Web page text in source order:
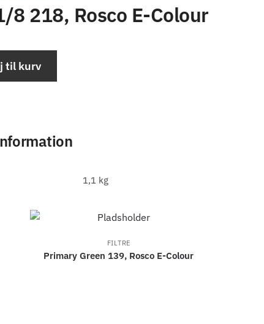
8 218, Rosco E-Colour
til kurv
1,1 kg
FILTRE
Primary Green 139, Rosco E-Colour